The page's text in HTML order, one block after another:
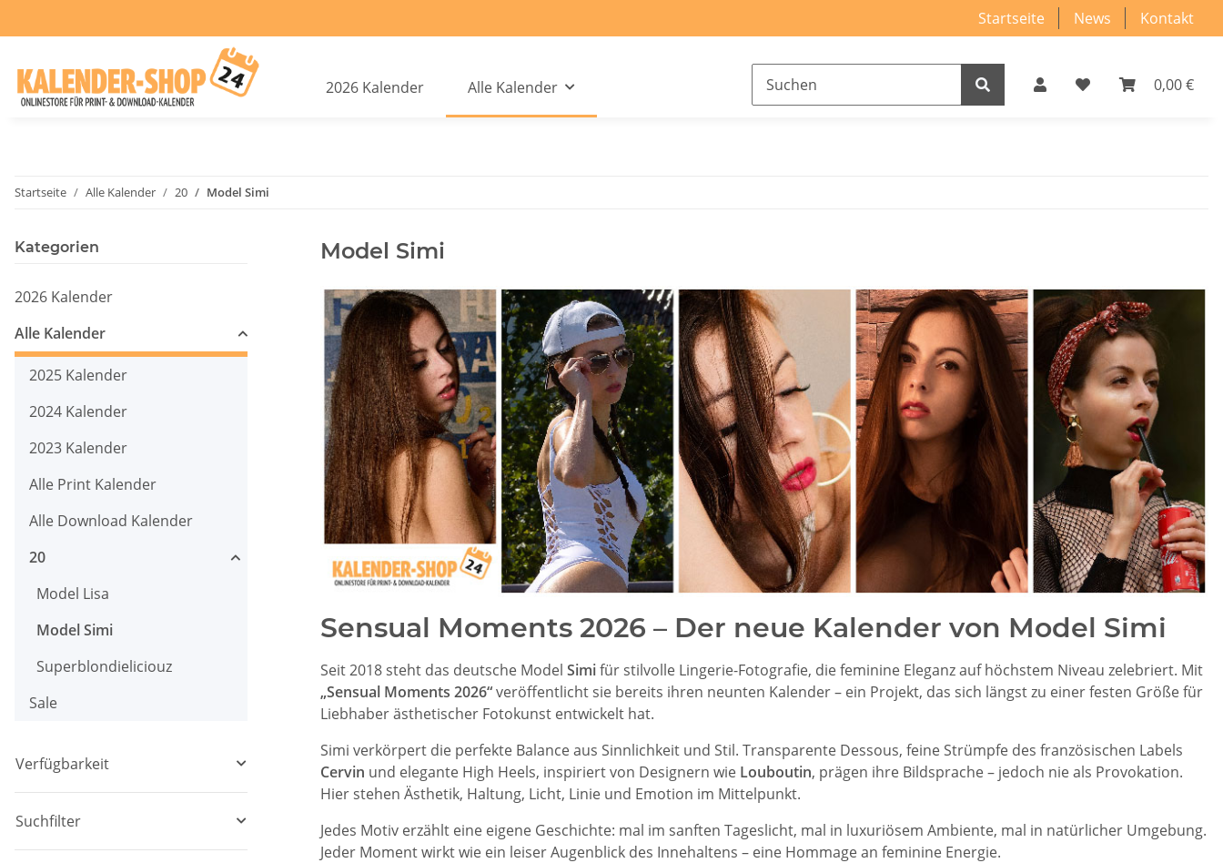
Startseite News Kontakt
0,00 €
2026 Kalender Alle Kalender
Startseite Alle Kalender 20 Model Simi
Model Simi
Sensual Moments 2026 – Der neue Kalender von Model Simi
Seit 2018 steht das deutsche Model Simifür stilvolle Lingerie-Fotografie, die feminine Eleganz auf höchstem Niveau zelebriert. Mit
„Sensual Moments 2026“veröffentlicht sie bereits ihren neunten Kalender – ein Projekt, das sich längst zu einer festen Größe für
Liebhaber ästhetischer Fotokunst entwickelt hat.
Simi verkörpert die perfekte Balance aus Sinnlichkeit und Stil. Transparente Dessous, feine Strümpfe des französischen Labels
Cervin und elegante High Heels, inspiriert von Designern wie Louboutin, prägen ihre Bildsprache – jedoch nie als Provokation.
Hier stehen Ästhetik, Haltung, Licht, Linie und Emotion im Mittelpunkt.
Jedes Motiv erzählt eine eigene Geschichte: mal im sanften Tageslicht, mal in luxuriösem Ambiente, mal in natürlicher Umgebung.
Jeder Moment wirkt wie ein leiser Augenblick des Innehaltens – eine Hommage an feminine Energie.
Kategorien
2026 Kalender
Alle Kalender
2025 Kalender
2024 Kalender
2023 Kalender
Alle Print Kalender
Alle Download Kalender
20
Model Lisa
Model Simi
Superblondieliciouz
Sale
Verfügbarkeit
Suchfilter